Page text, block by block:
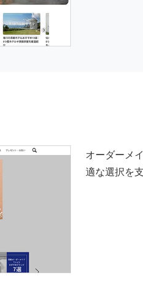
オーダーメ
適な選択を